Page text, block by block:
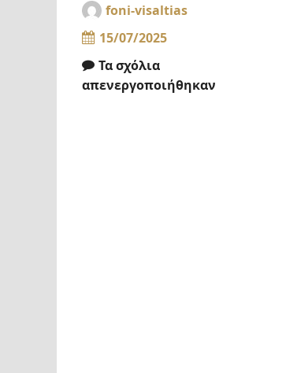
foni-visaltias
15/07/2025
Τα σχόλια
απενεργοποιήθηκαν